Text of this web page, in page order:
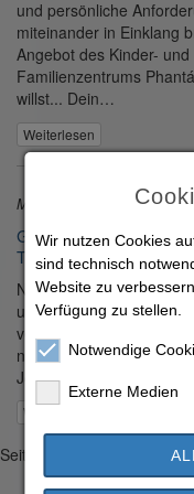
und persönliche
miteinander in Einklang
Angebot des Kinder- und
Familienzentrums
willst... Dein…
Weiterlesen
Mittwoch, 15. Juli 2026
Generationenwechsel
Trebur
Nachdem mehrere
und Kollegen in den
verabschiedet wurden,
neue Fach- und
Jochen Engel hat am 13.…
Weiterlesen
Seite 1 von 27
Wir nutzen Cookies
sind technisch
Website zu
Verfügung zu stellen.
Notwendige
Externe Medien